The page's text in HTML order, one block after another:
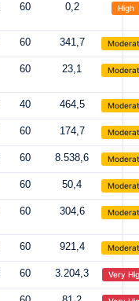
60 0,2 High
60 341,7
60 23,1
40 464,5
60 174,7
60 8.538,6
60 50,4
60 304,6
60 921,4
60 3.204,3 Very